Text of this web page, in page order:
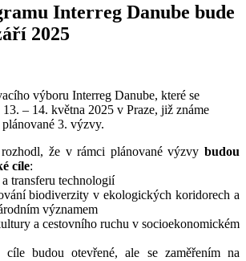
Interreg Danube bude
2025
výboru Interreg Danube, které se
– 14. května 2025 v Praze, již známe
3. výzvy.
že v rámci plánované výzvy budou
cíle:
transferu technologií
biodiverzity v ekologických koridorech a
významem
a cestovního ruchu v socioekonomickém
cíle budou otevřené, ale se zaměřením na